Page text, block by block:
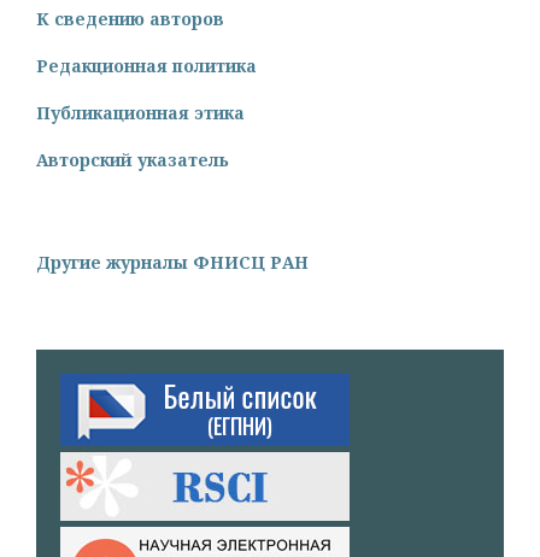
К сведению авторов
Редакционная политика
Публикационная этика
Авторский указатель
Другие журналы ФНИСЦ РАН